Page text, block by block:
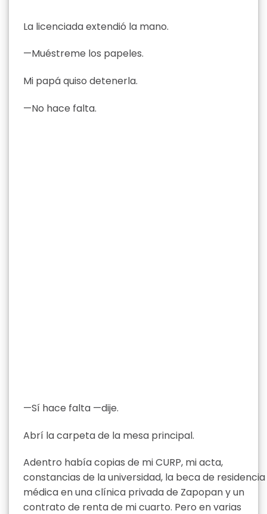
La licenciada extendió la mano.
—Muéstreme los papeles.
Mi papá quiso detenerla.
—No hace falta.
—Sí hace falta —dije.
Abrí la carpeta de la mesa principal.
Adentro había copias de mi CURP, mi acta,
constancias de la universidad, la beca de residencia
médica en una clínica privada de Zapopan y un
contrato de renta de mi cuarto. Pero en varias